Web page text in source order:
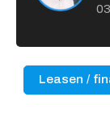
Leasen /